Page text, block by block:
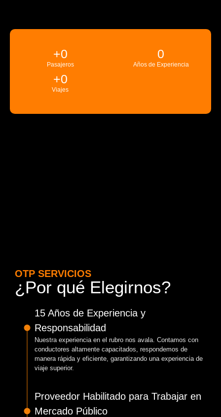
Pasajeros
+0
Años de Experiencia
0
Viajes
+0
OTP SERVICIOS
¿Por qué Elegirnos?
15 Años de Experiencia y
Responsabilidad
Nuestra experiencia en el rubro nos avala. Contamos con
conductores altamente capacitados, respondemos de
manera rápida y eficiente, garantizando una experiencia de
viaje superior.
Proveedor Habilitado para Trabajar en
Mercado Público